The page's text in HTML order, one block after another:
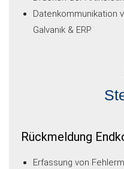
Datenkommunikation
Galvanik & ERP
Rückmeldung
Erfassung von